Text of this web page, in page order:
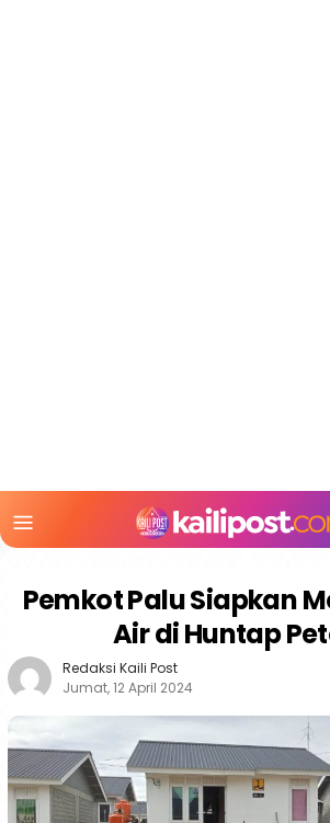
Mobile
Pemkot Palu Siapkan
Air di Huntap
Redaksi Kaili Post
Jumat, 12 April 2024